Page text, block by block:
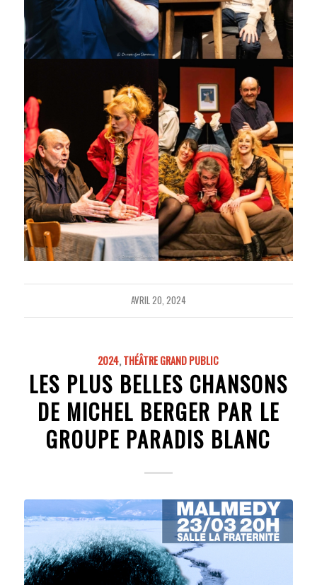
AVRIL 20, 2024
2024,THÉÂTRE GRAND PUBLIC
LES PLUS BELLES CHANSONS
DE MICHEL BERGER PAR LE
GROUPE PARADIS BLANC